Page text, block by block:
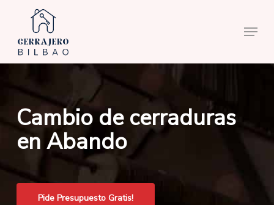
main
content
Menu
Cambio de cerraduras
en Abando
Pide Presupuesto Gratis!